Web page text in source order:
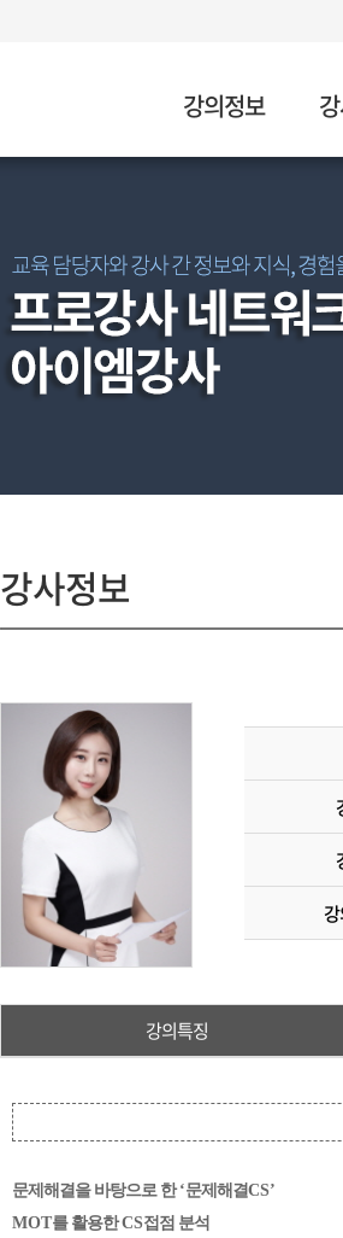
강의정보
강사정보
강의특징
문제해결을 바탕으로 한‘문제해결CS’
MOT를 활용한CS접점 분석